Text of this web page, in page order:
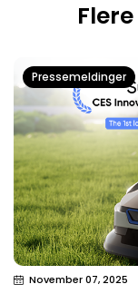
Pressemeldinger
November 07, 2025